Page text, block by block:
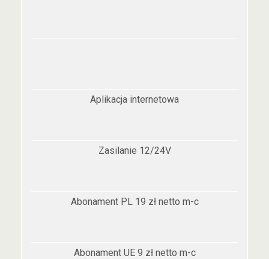
Aplikacja internetowa
Zasilanie 12/24V
Abonament PL 19 zł netto m-c
Abonament UE 9 zł netto m-c